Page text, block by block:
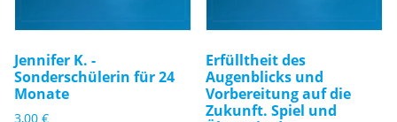
Jennifer K. -
Sonderschülerin für 24
Monate
3,00 €
Erfülltheit des
Augenblicks und
Vorbereitung auf die
Zukunft. Spiel und